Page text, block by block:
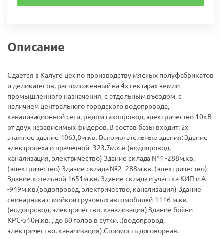
Описание
Сдается в Калуге цех по производству мясных полуфабрикатов
и деликатесов, расположенный на 4х гектарах земли
промышленного назначения, с отдельным въездом, с
наличием центрального городского водопровода,
канализационной сети, рядом газопровод, электричество 10кВ
от двух независимых фидеров. В состав базы входит: 2х
этажное здание 4063,8м.кв. Вспомогательные здания: Здание
электроцеха и прачечной- 323.7м.к.в (водопровод,
канализация, электричество) Здание склада №1 -288м.кв.
(электричество) Здание склада №2 -288м.кв. (электричество)
Здание котельной 1651м.кв. Здание склада и участка КИП и А
-949м.кв.(водопровод, электричество, канализация) Здание
свинарника с мойкой грузовых автомобилей-1116 м.кв.
(водопровод, электричество, канализация) Здание бойни
КРС-510м.кв. , до 60 голов в сутки. .(водопровод,
электричество, канализация).Стоимость договорная.